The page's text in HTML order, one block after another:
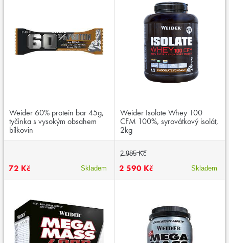
Weider 60% protein bar 45g,
tyčinka s vysokým obsahem
bílkovin
72 Kč Skladem
Weider Isolate Whey 100
CFM 100%, syrovátkový isolát,
2kg
2 985 Kč
2 590 Kč Skladem